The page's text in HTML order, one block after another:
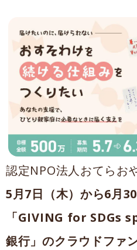
認定NPO法人おてらお
5月7日（木）から6月30
「GIVING for SDGs
銀行」のクラウドファ